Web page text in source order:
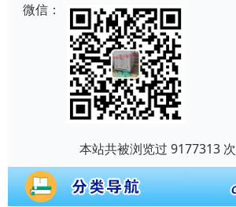
微信：
本站共被浏览过 9177313 次